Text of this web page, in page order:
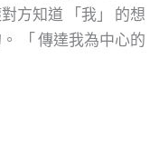
方知道 「我」 的想
「 傳達我為中心的